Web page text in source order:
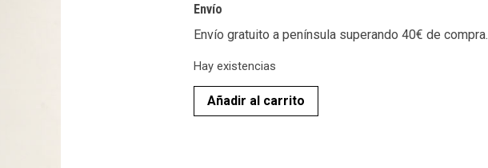
Envío
Envío gratuito a península superando 40€ de compra.
Hay existencias
Añadir al carrito